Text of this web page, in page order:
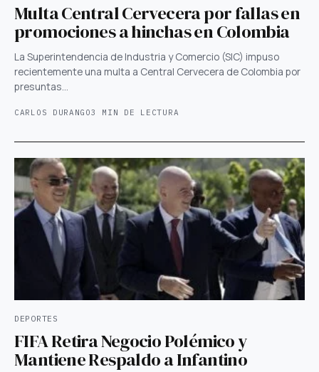
Multa Central Cervecera por fallas en
promociones a hinchas en Colombia
La Superintendencia de Industria y Comercio (SIC) impuso
recientemente una multa a Central Cervecera de Colombia por
presuntas…
CARLOS DURANGO3 MIN DE LECTURA
DEPORTES
FIFA Retira Negocio Polémico y
Mantiene Respaldo a Infantino